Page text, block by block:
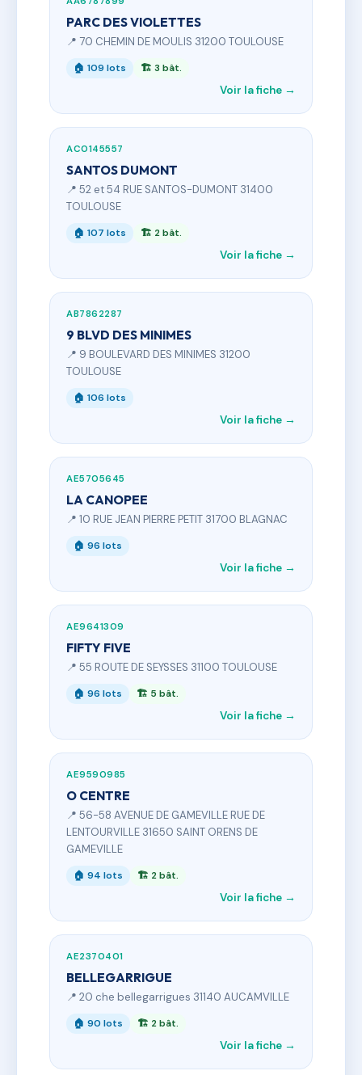
PARC DES VIOLETTES
📍 70 CHEMIN DE MOULIS 31200 TOULOUSE
🏠 109 lots 🏗 3 bât.
Voir la fiche →
AC0145557
SANTOS DUMONT
📍 52 et 54 RUE SANTOS-DUMONT 31400
TOULOUSE
🏠 107 lots 🏗 2 bât.
Voir la fiche →
AB7862287
9 BLVD DES MINIMES
📍 9 BOULEVARD DES MINIMES 31200
TOULOUSE
🏠 106 lots
Voir la fiche →
AE5705645
LA CANOPEE
📍 10 RUE JEAN PIERRE PETIT 31700 BLAGNAC
🏠 96 lots
Voir la fiche →
AE9641309
FIFTY FIVE
📍 55 ROUTE DE SEYSSES 31100 TOULOUSE
🏠 96 lots 🏗 5 bât.
Voir la fiche →
AE9590985
O CENTRE
📍 56-58 AVENUE DE GAMEVILLE RUE DE
LENTOURVILLE 31650 SAINT ORENS DE
GAMEVILLE
🏠 94 lots 🏗 2 bât.
Voir la fiche →
AE2370401
BELLEGARRIGUE
📍 20 che bellegarrigues 31140 AUCAMVILLE
🏠 90 lots 🏗 2 bât.
Voir la fiche →